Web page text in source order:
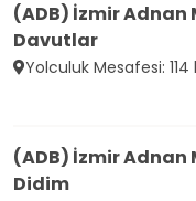
(ADB) İzmir Adnan
Davutlar
Yolculuk Mesafesi: 114
(ADB) İzmir Adnan
Didim